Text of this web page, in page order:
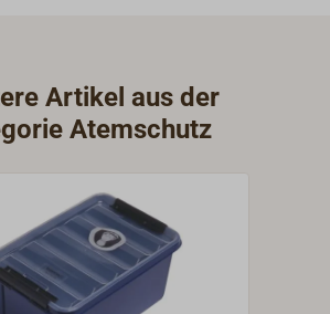
Artikel aus der
Atemschutz